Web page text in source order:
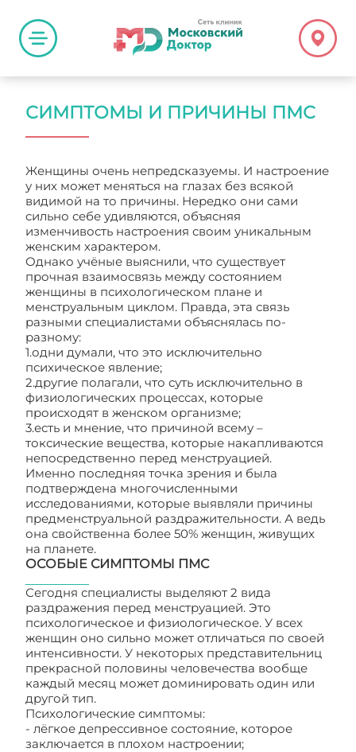
СИМПТОМЫ И ПРИЧИНЫ ПМС
Женщины очень непредсказуемы. И настроение
у них может меняться на глазах без всякой
видимой на то причины. Нередко они сами
сильно себе удивляются, объясняя
изменчивость настроения своим уникальным
женским характером.
Однако учёные выяснили, что существует
прочная взаимосвязь между состоянием
женщины в психологическом плане и
менструальным циклом. Правда, эта связь
разными специалистами объяснялась по-
разному:
1.одни думали, что это исключительно
психическое явление;
2.другие полагали, что суть исключительно в
физиологических процессах, которые
происходят в женском организме;
3.есть и мнение, что причиной всему –
токсические вещества, которые накапливаются
непосредственно перед менструацией.
Именно последняя точка зрения и была
подтверждена многочисленными
исследованиями, которые выявляли причины
предменструальной раздражительности. А ведь
она свойственна более 50% женщин, живущих
на планете.
ОСОБЫЕ СИМПТОМЫ ПМС
Сегодня специалисты выделяют 2 вида
раздражения перед менструацией. Это
психологическое и физиологическое. У всех
женщин оно сильно может отличаться по своей
интенсивности. У некоторых представительниц
прекрасной половины человечества вообще
каждый месяц может доминировать один или
другой тип.
Психологические симптомы:
- лёгкое депрессивное состояние, которое
заключается в плохом настроении;